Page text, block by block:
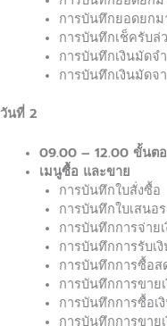
การบันทึกยอดยกม
การบันทึกเช็ครับล่
การบันทึกเงินมัดจ
การบันทึกเงินมัดจ
วันที่ 2
09.00 – 12.00 ขั้นต
เมนูซื้อ และขาย
การบันทึกใบสั่งซื้อ
การบันทึกใบเสนอ
การบันทึกการจ่าย
การบันทึกการรับเ
การบันทึกการซื้อส
การบันทึกการขาย
การบันทึกการซื้อเ
การบันทึกการขาย